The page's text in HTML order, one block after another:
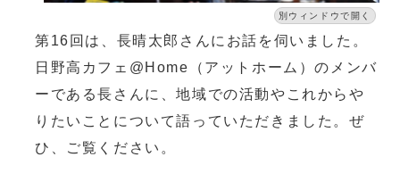
別ウィンドウで開く
第16回は、長晴太郎さんにお話を伺いました。
日野高カフェ@Home（アットホーム）のメンバ
ーである長さんに、地域での活動やこれからや
りたいことについて語っていただきました。ぜ
ひ、ご覧ください。